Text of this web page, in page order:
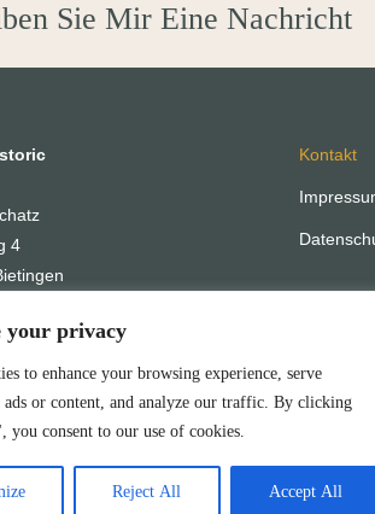
your privacy
to enhance your browsing experience, serve
ads or content, and analyze our traffic. By clicking
you consent to our use of cookies.
Reject All Accept All
Sie Mir Eine Nachricht
4
historic.com
uns auf:
Kontakt